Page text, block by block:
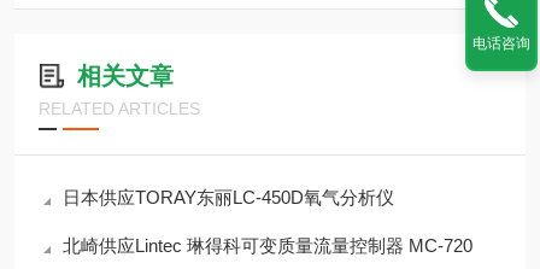
相关文章
RELATED ARTICLES
日本供应TORAY东丽LC-450D氧气分析仪
北崎供应Lintec 琳得科可变质量流量控制器 MC-720
电话咨询